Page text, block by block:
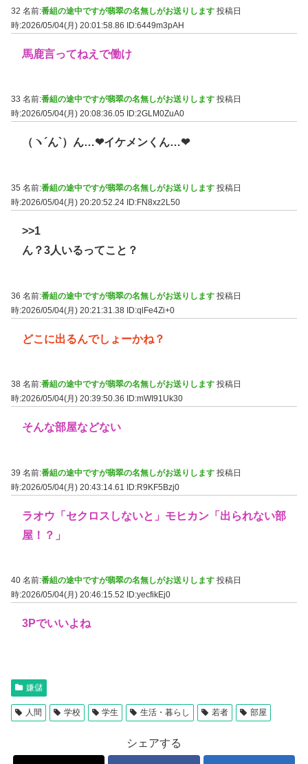
32 名前:番組の途中ですが翡翠の名無しがお送りします 投稿日
時:2026/05/04(月) 20:01:58.86 ID:6449m3pAH
馬鹿言ってねえで働け
33 名前:番組の途中ですが翡翠の名無しがお送りします 投稿日
時:2026/05/04(月) 20:08:36.05
ID:2GLM0ZuA0
（ヽ´ん`）ん…❤イケメンくん…❤
35 名前:番組の途中ですが翡翠の名無しがお送りします 投稿日
時:2026/05/04(月) 20:20:52.24 ID:FN8xz2L50
>>1
ん？3人いるってこと？
36 名前:番組の途中ですが翡翠の名無しがお送りします 投稿日
時:2026/05/04(月) 20:21:31.38 ID:qlFe4Zi+0
どこに出るんでしょーかね？
38 名前:番組の途中ですが翡翠の名無しがお送りします 投稿日
時:2026/05/04(月) 20:39:50.36
ID:mWI91Uk30
そんな部屋などない
39 名前:番組の途中ですが翡翠の名無しがお送りします 投稿日
時:2026/05/04(月) 20:43:14.61 ID:R9KF5Bzj0
ラオウ「セクロスしないと」モヒカン「出られない部
屋！？」
40 名前:番組の途中ですが翡翠の名無しがお送りします 投稿日
時:2026/05/04(月) 20:46:15.52
ID:yecfikEj0
3Pでいいよね
嫌儲
人間 学校 学生 生活・暮らし 若者 部屋
シェアする